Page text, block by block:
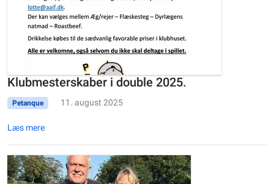
Klubmesterskaber i double 2025.
Petanque 11. august 2025
Læs mere